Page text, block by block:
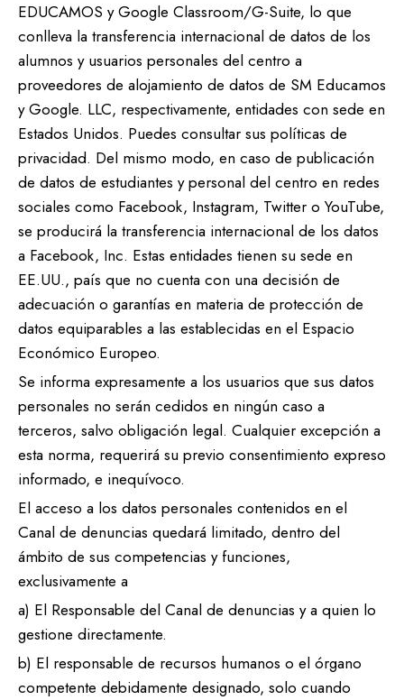
EDUCAMOS y Google Classroom/G-Suite, lo que
conlleva la transferencia internacional de datos de los
alumnos y usuarios personales del centro a
proveedores de alojamiento de datos de SM Educamos
y Google. LLC, respectivamente, entidades con sede en
Estados Unidos. Puedes consultar sus políticas de
privacidad. Del mismo modo, en caso de publicación
de datos de estudiantes y personal del centro en redes
sociales como Facebook, Instagram, Twitter o YouTube,
se producirá la transferencia internacional de los datos
a Facebook, Inc. Estas entidades tienen su sede en
EE.UU., país que no cuenta con una decisión de
adecuación o garantías en materia de protección de
datos equiparables a las establecidas en el Espacio
Económico Europeo.
Se informa expresamente a los usuarios que sus datos
personales no serán cedidos en ningún caso a
terceros, salvo obligación legal. Cualquier excepción a
esta norma, requerirá su previo consentimiento expreso
informado, e inequívoco.
El acceso a los datos personales contenidos en el
Canal de denuncias quedará limitado, dentro del
ámbito de sus competencias y funciones,
exclusivamente a
a) El Responsable del Canal de denuncias y a quien lo
gestione directamente.
b) El responsable de recursos humanos o el órgano
competente debidamente designado, solo cuando